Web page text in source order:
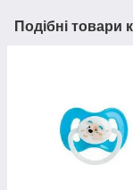
Подібні товари